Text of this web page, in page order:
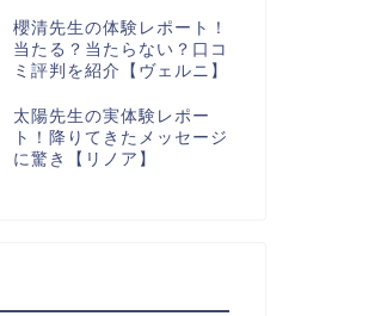
櫻清先生の体験レポート！
当たる？当たらない？口コ
ミ評判を紹介【ヴェルニ】
太陽先生の実体験レポー
ト！降りてきたメッセージ
に驚き【リノア】